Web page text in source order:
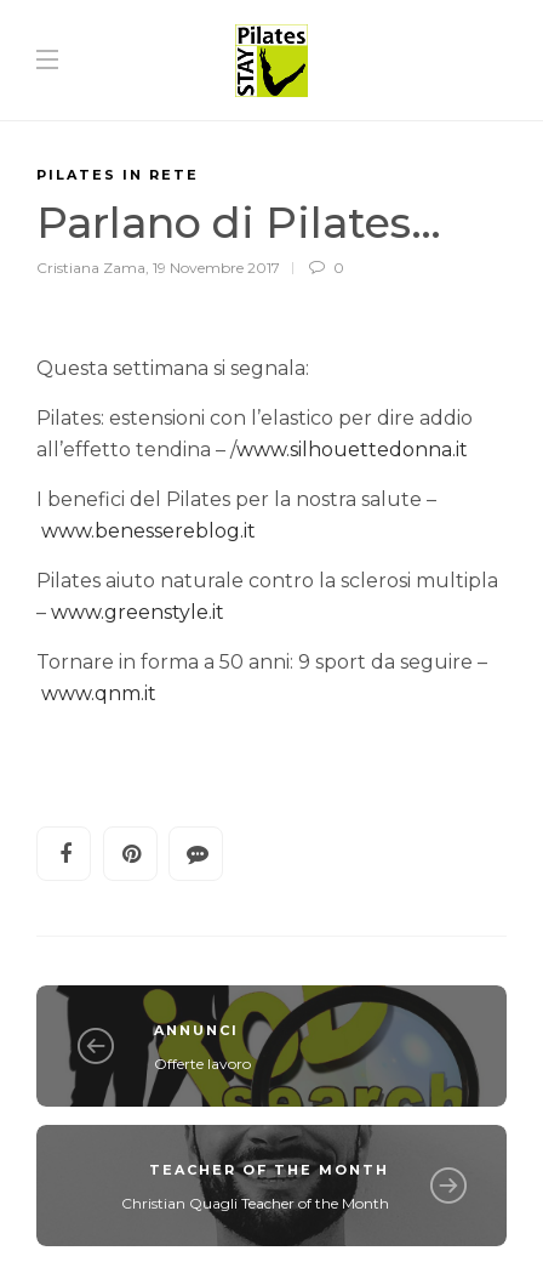
PILATES IN RETE
Parlano di Pilates…
Cristiana Zama, 19 Novembre 2017 0
Questa settimana si segnala:
Pilates: estensioni con l’elastico per dire addio
all’effetto tendina – /www.silhouettedonna.it
I benefici del Pilates per la nostra salute –
www.benessereblog.it
Pilates aiuto naturale contro la sclerosi multipla
– www.greenstyle.it
Tornare in forma a 50 anni: 9 sport da seguire –
www.qnm.it
ANNUNCI
Offerte lavoro
TEACHER OF THE MONTH
Christian Quagli Teacher of the Month